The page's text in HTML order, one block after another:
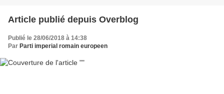
Article publié depuis Overblog
Publié le 28/06/2018 à 14:38
Par Parti imperial romain europeen